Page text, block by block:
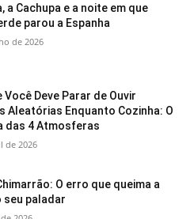
a Cachupa e a noite em que
parou a Espanha
de 2026
Você Deve Parar de Ouvir
Aleatórias Enquanto Cozinha: O
das 4 Atmosferas
de 2026
O erro que queima a
seu paladar